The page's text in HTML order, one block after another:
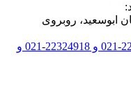
روبروی
021-22324790 و 22324791-021 و 22324918-021 و